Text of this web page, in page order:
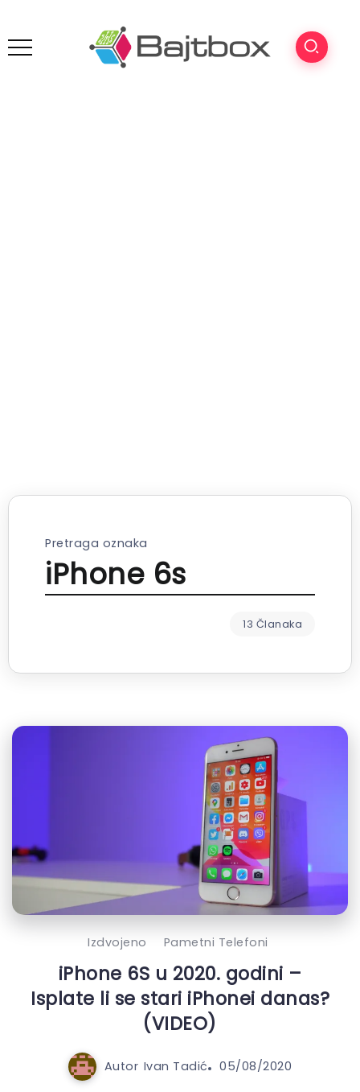
Pretraga oznaka
iPhone 6s
13 Članaka
Izdvojeno Pametni Telefoni
iPhone 6S u 2020. godini –
Isplate li se stari iPhonei danas?
(VIDEO)
Autor Ivan Tadić 05/08/2020